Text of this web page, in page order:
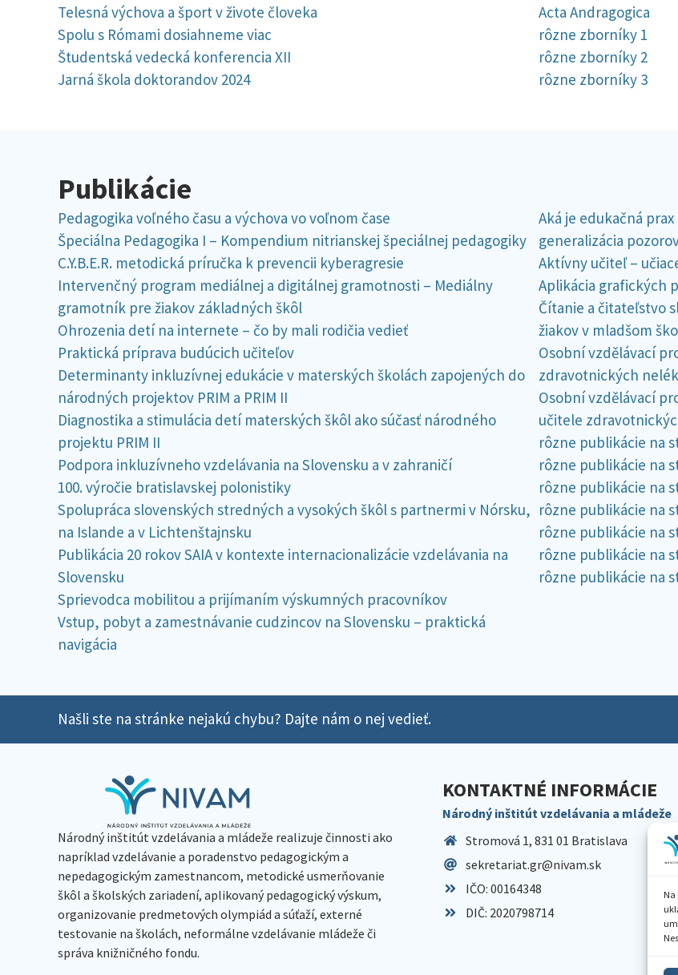
Na
Telesná výchova a šport v živote človeka
Spolu s Rómami dosiahneme viac
Študentská vedecká konferencia XII
Jarná škola doktorandov 2024
Acta Andragogica
rôzne zborníky 1
rôzne zborníky 2
rôzne zborníky 3
Publikácie
Pedagogika voľného času a výchova vo voľnom čase
Špeciálna Pedagogika I – Kompendium nitrianskej špeciálnej pedagogiky
C.Y.B.E.R. metodická príručka k prevencii kyberagresie
Intervenčný program mediálnej a digitálnej gramotnosti – Mediálny
gramotník pre žiakov základných škôl
Ohrozenia detí na internete – čo by mali rodičia vedieť
Praktická príprava budúcich učiteľov
Determinanty inkluzívnej edukácie v materských školách zapojených do
národných projektov PRIM a PRIM II
Diagnostika a stimulácia detí materských škôl ako súčasť národného
projektu PRIM II
Podpora inkluzívneho vzdelávania na Slovensku a v zahraničí
100. výročie bratislavskej polonistiky
Spolupráca slovenských stredných a vysokých škôl s partnermi v Nórsku,
na Islande a v Lichtenštajnsku
Publikácia 20 rokov SAIA v kontexte internacionalizácie vzdelávania na
Slovensku
Sprievodca mobilitou a prijímaním výskumných pracovníkov
Vstup, pobyt a zamestnávanie cudzincov na Slovensku – praktická
navigácia
Aká je edukačná
generalizácia
Aktívny učiteľ –
Aplikácia grafických
Čítanie a čitateľstvo
žiakov v mladšom
Osobní vzdělávací
zdravotnických
Osobní vzdělávací
učitele
rôzne publikácie na
rôzne publikácie na
rôzne publikácie na
rôzne publikácie na
rôzne publikácie na
rôzne publikácie na
rôzne publikácie na
Našli ste na stránke nejakú chybu? Dajte nám o nej vedieť.
Národný inštitút vzdelávania a mládeže realizuje činnosti ako
napríklad vzdelávanie a poradenstvo pedagogickým a
nepedagogickým zamestnancom, metodické usmerňovanie
škôl a školských zariadení, aplikovaný pedagogický výskum,
organizovanie predmetových olympiád a súťaží, externé
testovanie na školách, neformálne vzdelávanie mládeže či
správa knižničného fondu.
KONTAKTNÉ INFORMÁCIE
Národný inštitút vzdelávania a mládeže
Stromová 1, 831 01 Bratislava
sekretariat.gr@nivam.sk
IČO: 00164348
DIČ: 2020798714